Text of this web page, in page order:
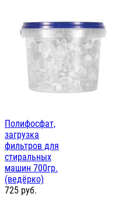
Полифосфат,
загрузка
фильтров для
стиральных
машин 700гр.
(ведёрко)
725 руб.